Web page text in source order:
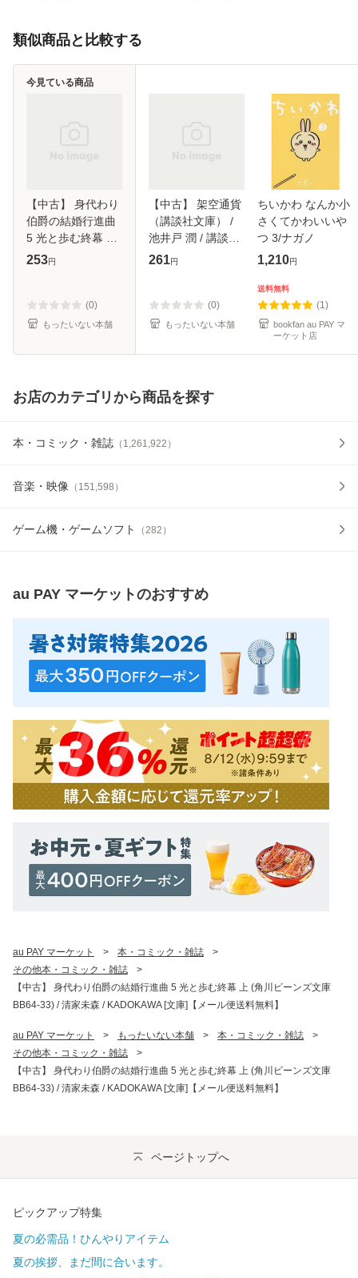
類似商品と比較する
【中古】 身代わり
伯爵の結婚行進曲
5 光と歩む終幕 上
(角川ビーンズ文庫
[文庫]【メール便送
料無料】
253円
(0)
もったいない本舗
今見ている商品
【中古】 架空通貨
（講談社文庫） /
池井戸 潤 / 講談社
[文庫]【メール便送
261円
(0)
もったいない本舗
ちいかわ なんか小
さくてかわいいや
つ 3/ナガノ
1,210円
送料無料
(1)
bookfan au PAY マ
ーケット店
お店のカテゴリから商品を探す
本・コミック・雑誌 （ 1,261,922 ）
音楽・映像 （ 151,598 ）
ゲーム機・ゲームソフト （282 ）
au PAY マーケットのおすすめ
au PAY マーケット > 本・コミック・雑誌
>
その他本・コミック・雑誌
>
【中古】 身代わり伯爵の結婚行進曲 5 光と歩む終幕 上 (角川ビーンズ文庫
BB64-33) / 清家未森 / KADOKAWA [文庫]【メール便送料無料】
au PAY マーケット > もったいない本舗 > 本・コミック・雑誌
>
その他本・コミック・雑誌
>
【中古】 身代わり伯爵の結婚行進曲 5 光と歩む終幕 上 (角川ビーンズ文庫
BB64-33) / 清家未森 / KADOKAWA [文庫]【メール便送料無料】
ページトップへ
ピックアップ特集
夏の必需品！ひんやりアイテム
夏の挨拶、まだ間に合います。